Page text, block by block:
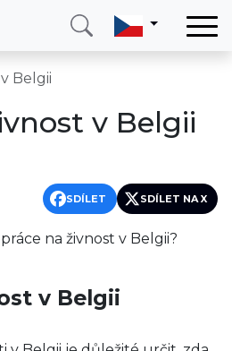
mi Přihlásit se
Belgii
v Belgii
SDÍLET SDÍLET NA X
na živnost v Belgii?
v Belgii